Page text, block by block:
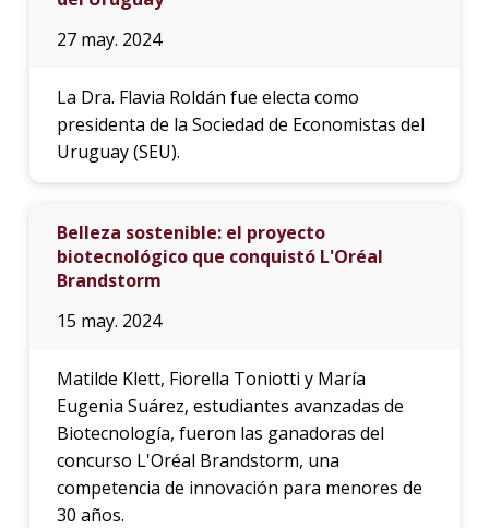
27 may. 2024
La Dra. Flavia Roldán fue electa como
presidenta de la Sociedad de Economistas del
Uruguay (SEU).
Belleza sostenible: el proyecto
biotecnológico que conquistó L'Oréal
Brandstorm
15 may. 2024
Matilde Klett, Fiorella Toniotti y María
Eugenia Suárez, estudiantes avanzadas de
Biotecnología, fueron las ganadoras del
concurso L'Oréal Brandstorm, una
competencia de innovación para menores de
30 años.